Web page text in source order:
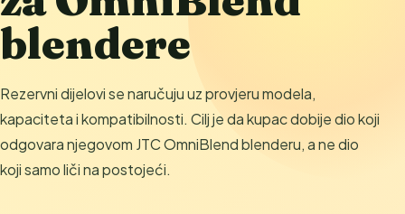
blendere
Rezervni dijelovi se naručuju uz provjeru modela,
kapaciteta i kompatibilnosti. Cilj je da kupac dobije dio koji
odgovara njegovom JTC OmniBlend blenderu, a ne dio
koji samo liči na postojeći.